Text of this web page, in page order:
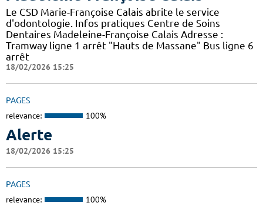
Le CSD Marie-Françoise Calais abrite le service
d'odontologie. Infos pratiques Centre de Soins
Dentaires Madeleine-Françoise Calais Adresse :
Tramway ligne 1 arrêt "Hauts de Massane" Bus ligne 6
arrêt
18/02/2026 15:25
PAGES
relevance: 100%
Alerte
18/02/2026 15:25
PAGES
relevance: 100%